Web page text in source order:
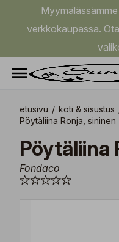
verkkokaupassa.
etusivu / koti & sisustus
Pöytäliina Ronja, sininen
Fondaco